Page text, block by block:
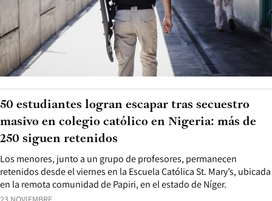
Los menores, junto a un grupo de profesores, permanecen
retenidos desde el viernes en la Escuela Católica St. Mary’s, ubicada
en la remota comunidad de Papiri, en el estado de Níger.
50 estudiantes logran escapar tras secuestro
masivo en colegio católico en Nigeria: más de
250 siguen retenidos